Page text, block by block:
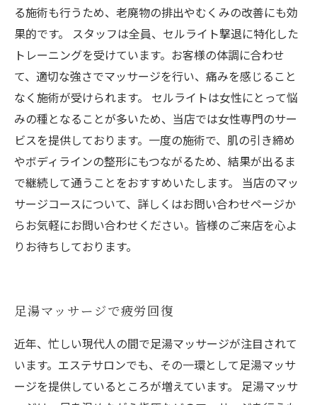
る施術も行うため、老廃物の排出やむくみの改善にも効
果的です。 スタッフは全員、セルライト撃退に特化した
トレーニングを受けています。お客様の体調に合わせ
て、適切な強さでマッサージを行い、痛みを感じること
なく施術が受けられます。 セルライトは女性にとって悩
みの種となることが多いため、当店では女性専門のサー
ビスを提供しております。一度の施術で、肌の引き締め
やボディラインの整形にもつながるため、結果が出るま
で継続して通うことをおすすめいたします。 当店のマッ
サージコースについて、詳しくはお問い合わせページか
らお気軽にお問い合わせください。皆様のご来店を心よ
りお待ちしております。
足湯マッサージで疲労回復
近年、忙しい現代人の間で足湯マッサージが注目されて
います。エステサロンでも、その一環として足湯マッサ
ージを提供しているところが増えています。 足湯マッサ